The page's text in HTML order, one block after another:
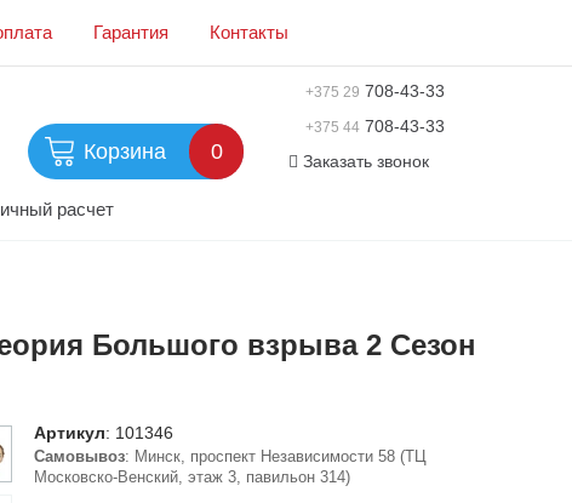
Гарантия Контакты
Корзина 0
+375 29 708-43-33
+375 44708-43-33
Заказать звонок
расчет
Большого взрыва 2 Сезон
Артикул: 101346
Самовывоз: Минск, проспект Независимости 58 (ТЦ
Московско-Венский, этаж 3, павильон 314)